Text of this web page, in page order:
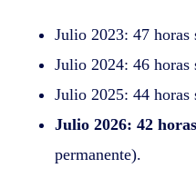
Julio 2023: 47 horas
Julio 2024: 46 horas
Julio 2025: 44 horas
Julio 2026: 42
permanente).